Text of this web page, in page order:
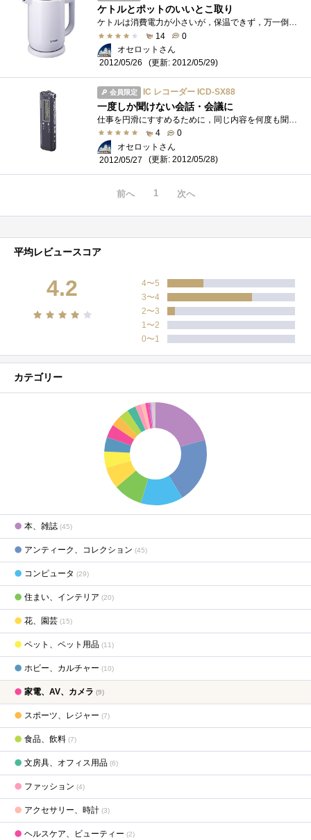
ケトルとポットのいいとこ取り
14
0
オセロットさん
2012/05/26
(更新: 2012/05/29)
会員限定 IC レコーダー ICD-SX88
一度しか聞けない会話・会議に
4
0
オセロットさん
2012/05/27
(更新: 2012/05/28)
前へ 1 次へ
平均レビュースコア
4.2
4〜5
3〜4
2〜3
1〜2
0〜1
カテゴリー
本、雑誌 (45)
アンティーク、コレクション (45)
コンピュータ (29)
住まい、インテリア (20)
花、園芸 (15)
ペット、ペット用品 (11)
ホビー、カルチャー (10)
家電、AV、カメラ (9)
スポーツ、レジャー (7)
食品、飲料 (7)
文房具、オフィス用品 (6)
ファッション (4)
アクセサリー、時計 (3)
ヘルスケア、ビューティー (2)